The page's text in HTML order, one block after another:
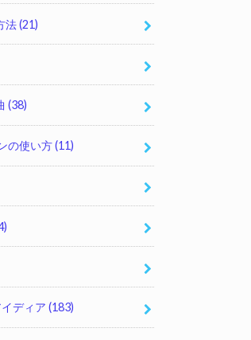
法(21)
(38)
の使い方(11)
イディア(183)